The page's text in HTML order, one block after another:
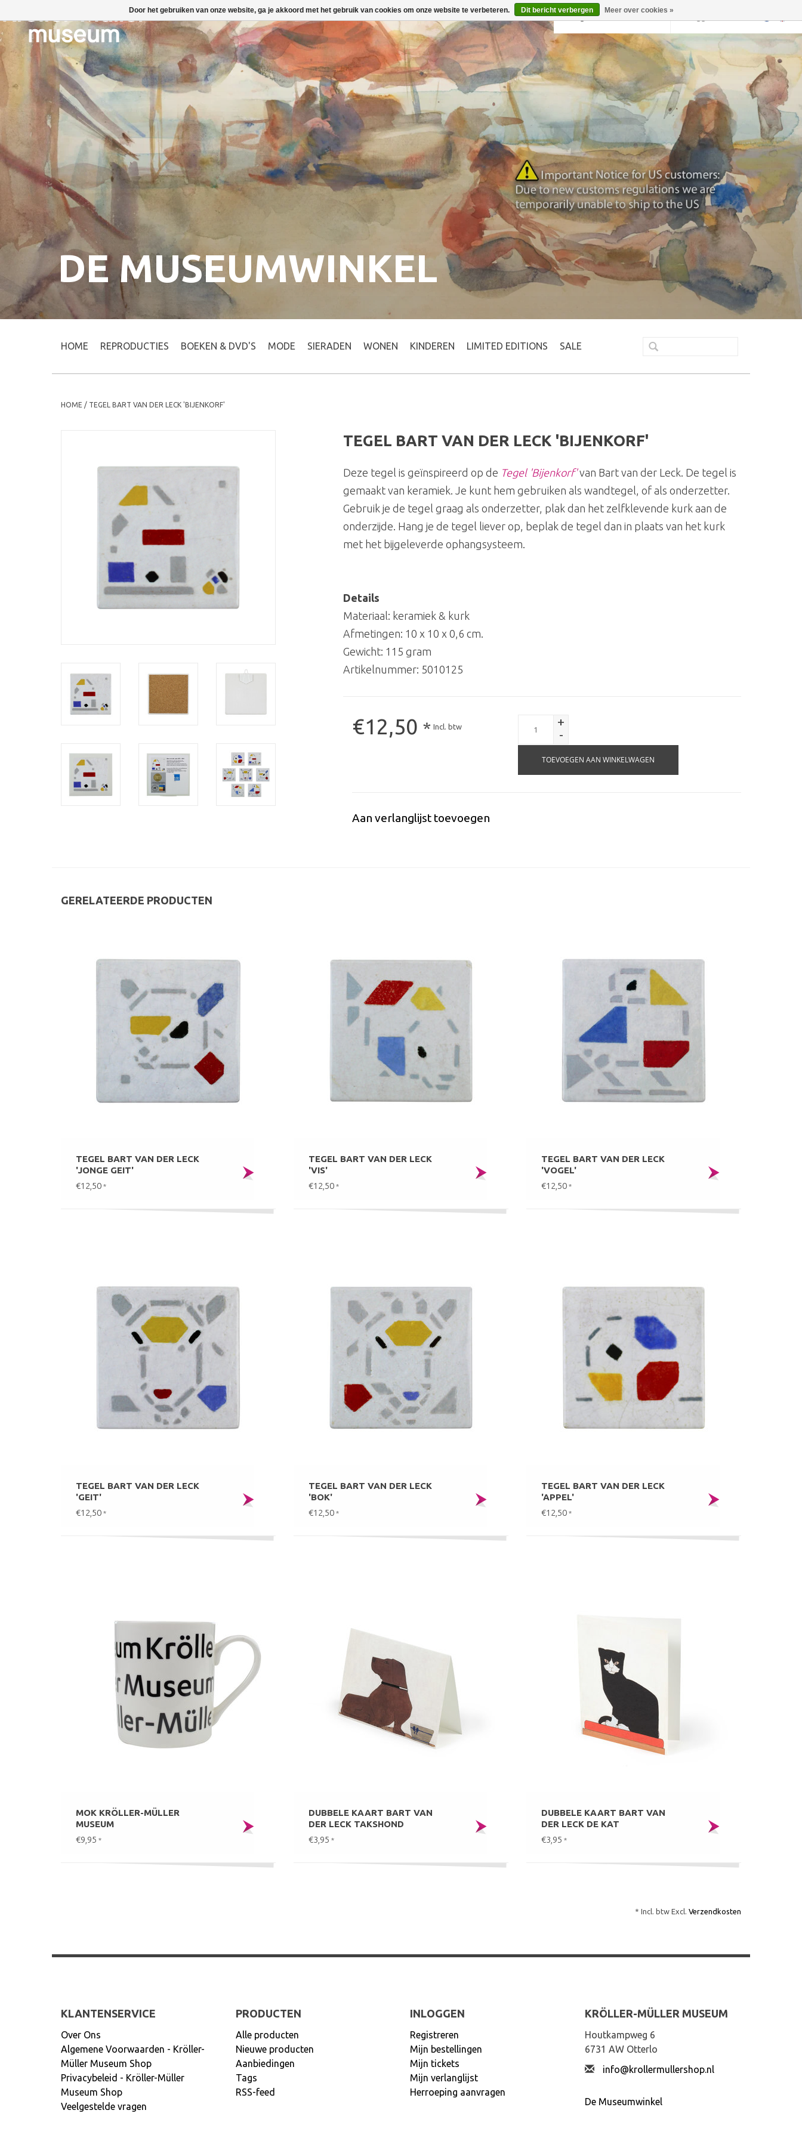
Terug naar krollermuller.nl
DE MUSEUMWINKEL
HOME REPRODUCTIES BOEKEN & DVD'S MODE SIERADEN WONEN KINDEREN LIMITED EDITIONS SALE
HOME / TEGEL BART VAN DER LECK 'BIJENKORF'
TEGEL BART VAN DER LECK 'BIJENKORF'
Deze tegel is geïnspireerd op de Tegel 'Bijenkorf'van Bart van der Leck. De tegel is
gemaakt van keramiek. Je kunt hem gebruiken als wandtegel, of als onderzetter.
Gebruik je de tegel graag als onderzetter, plak dan het zelfklevende kurk aan de
onderzijde. Hang je de tegel liever op, beplak de tegel dan in plaats van het kurk
met het bijgeleverde ophangsysteem.
Details
Materiaal: keramiek & kurk
Afmetingen: 10 x 10 x 0,6 cm.
Gewicht: 115 gram
Artikelnummer: 5010125
€12,50 * Incl. btw
+
-
TOEVOEGEN AAN WINKELWAGEN
Aan verlanglijst toevoegen
GERELATEERDE PRODUCTEN
TEGEL BART VAN DER LECK
'JONGE GEIT'
€12,50 *
TEGEL BART VAN DER LECK
'VIS'
€12,50 *
TEGEL BART VAN DER LECK
'VOGEL'
€12,50 *
TEGEL BART VAN DER LECK
'GEIT'
€12,50 *
TEGEL BART VAN DER LECK
'BOK'
€12,50 *
TEGEL BART VAN DER LECK
'APPEL'
€12,50 *
MOK KRÖLLER-MÜLLER
MUSEUM
€9,95 *
DUBBELE KAART BART VAN
DER LECK TAKSHOND
€3,95 *
DUBBELE KAART BART VAN
DER LECK DE KAT
€3,95 *
* Incl. btw Excl. Verzendkosten
KLANTENSERVICE
Over Ons
Algemene Voorwaarden - Kröller-
Müller Museum Shop
Privacybeleid - Kröller-Müller
Museum Shop
Veelgestelde vragen
PRODUCTEN
Alle producten
Nieuwe producten
Aanbiedingen
Tags
RSS-feed
INLOGGEN
Registreren
Mijn bestellingen
Mijn tickets
Mijn verlanglijst
Herroeping aanvragen
KRÖLLER-MÜLLER MUSEUM
Houtkampweg 6
6731 AW Otterlo
info@krollermullershop.nl
De Museumwinkel
Door het gebruiken van onze website, ga je akkoord met het gebruik van cookies om onze website te verbeteren. Dit bericht verbergen Meer over cookies »